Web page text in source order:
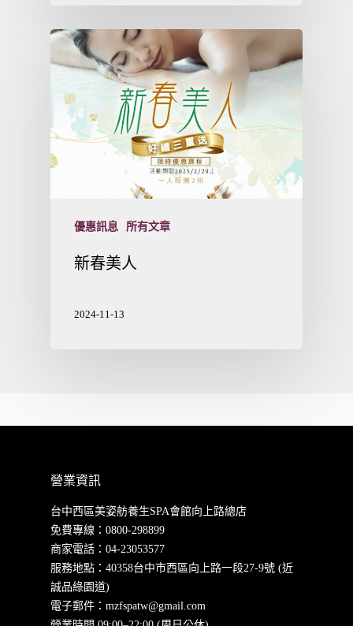
優惠訊息 所有文章
新春美人
2024-11-13
營業資訊
台中西區美姿舫養生SPA會館向上路總店
免費專線： 0800-298899
商家電話： 04-23053577
服務地點：40358台中市西區向上路一段27-9號 (近
誠品綠園道)
電子郵件： mzfspatw@gmail.com